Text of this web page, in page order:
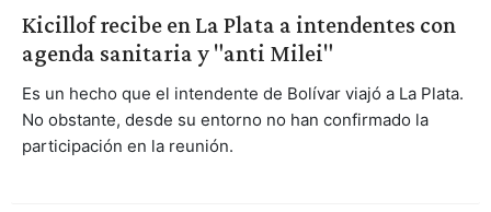
Kicillof recibe en La Plata a intendentes con
agenda sanitaria y "anti Milei"
Es un hecho que el intendente de Bolívar viajó a La Plata.
No obstante, desde su entorno no han confirmado la
participación en la reunión.